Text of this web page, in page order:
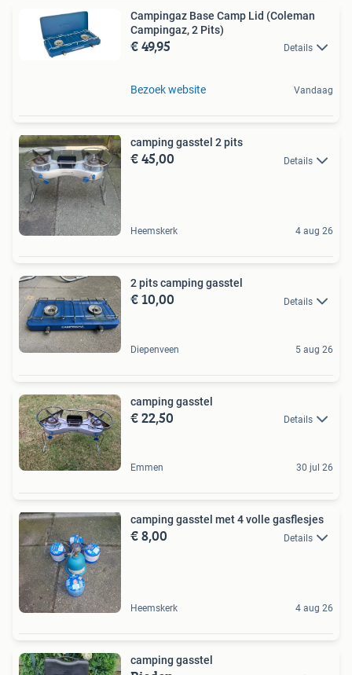
Campingaz Base Camp Lid (Coleman
Campingaz, 2 Pits)
€ 49,95 Details
Bezoek website Vandaag
camping gasstel 2 pits
€ 45,00 Details
Heemskerk 4 aug 26
2 pits camping gasstel
€ 10,00 Details
Diepenveen 5 aug 26
camping gasstel
€ 22,50 Details
Emmen 30 jul 26
camping gasstel met 4 volle gasflesjes
€ 8,00 Details
Heemskerk 4 aug 26
camping gasstel